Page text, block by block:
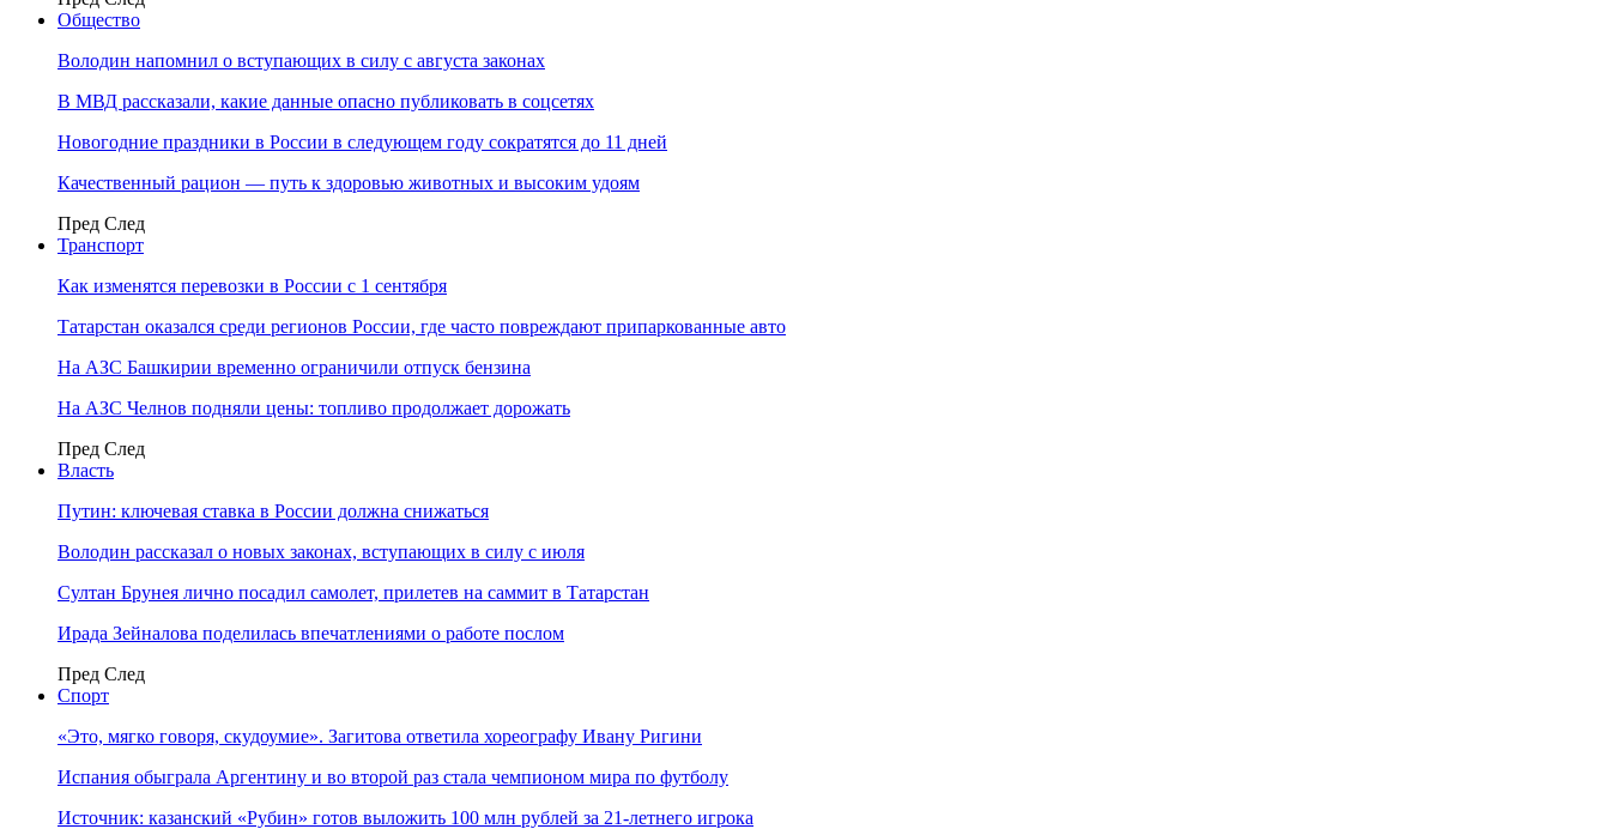
Общество
Володин напомнил о вступающих в силу с августа законах
В МВД рассказали, какие данные опасно публиковать в соцсетях
Новогодние праздники в России в следующем году сократятся до 11 дней
Качественный рацион — путь к здоровью животных и высоким удоям
Пред След
Транспорт
Как изменятся перевозки в России с 1 сентября
Татарстан оказался среди регионов России, где часто повреждают припаркованные авто
На АЗС Башкирии временно ограничили отпуск бензина
На АЗС Челнов подняли цены: топливо продолжает дорожать
Пред След
Власть
Путин: ключевая ставка в России должна снижаться
Володин рассказал о новых законах, вступающих в силу с июля
Султан Брунея лично посадил самолет, прилетев на саммит в Татарстан
Ирада Зейналова поделилась впечатлениями о работе послом
Пред След
Спорт
«Это, мягко говоря, скудоумие». Загитова ответила хореографу Ивану Ригини
Испания обыграла Аргентину и во второй раз стала чемпионом мира по футболу
Источник: казанский «Рубин» готов выложить 100 млн рублей за 21-летнего игрока